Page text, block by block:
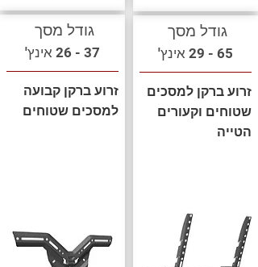
גודל מסך
37 - 26 אינץ'
זרוע ברקן קבועה
למסכים שטוחים
גודל מסך
65 - 29 אינץ'
זרוע ברקן למסכים
שטוחים וקעורים
הטייה